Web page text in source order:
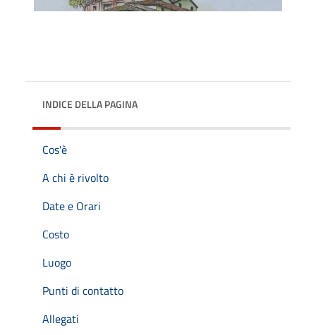
INDICE DELLA PAGINA
Cos'è
A chi è rivolto
Date e Orari
Costo
Luogo
Punti di contatto
Allegati